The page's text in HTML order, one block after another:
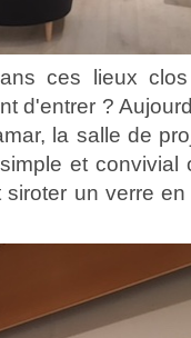
ces lieux
d'entrer ?
la salle de
et convivial
siroter un verre